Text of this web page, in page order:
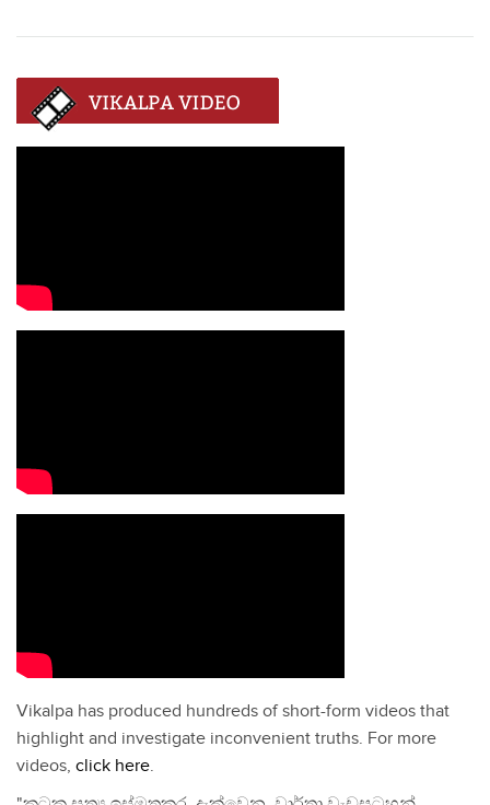
Vikalpa has produced hundreds of short-form videos that
highlight and investigate inconvenient truths. For more
videos, click here.